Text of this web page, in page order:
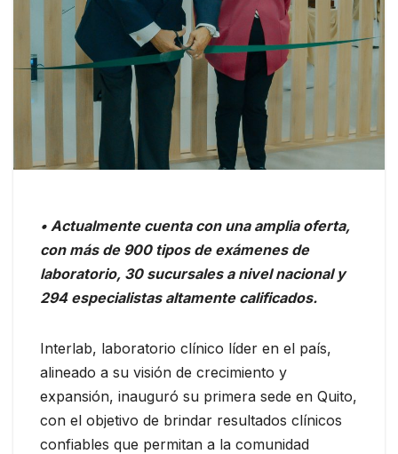
• Actualmente cuenta con una amplia oferta,
con más de 900 tipos de exámenes de
laboratorio, 30 sucursales a nivel nacional y
294 especialistas altamente calificados.
Interlab, laboratorio clínico líder en el país,
alineado a su visión de crecimiento y
expansión, inauguró su primera sede en Quito,
con el objetivo de brindar resultados clínicos
confiables que permitan a la comunidad